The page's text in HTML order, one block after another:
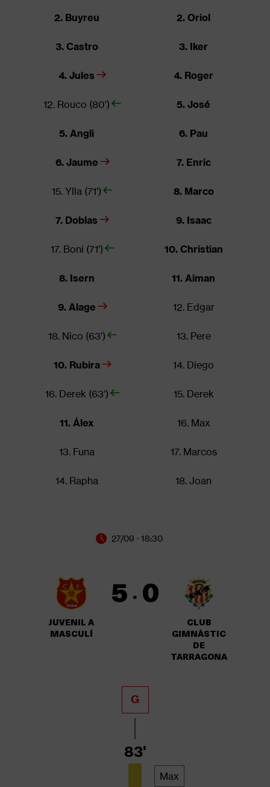
2. Buyreu
3. Castro
4. Jules
12. Rouco (80')
5. Angli
6. Jaume
15. Ylla (71')
7. Doblas
17. Boni (71')
8. Isern
9. Alage
18. Nico (63')
10. Rubira
16. Derek (63')
11. Álex
13. Funa
14. Rapha
2. Oriol
3. Iker
4. Roger
5. José
6. Pau
7. Enric
8. Marco
9. Isaac
10. Christian
11. Aiman
12. Edgar
13. Pere
14. Diego
15. Derek
16. Max
17. Marcos
18. Joan
27/09 · 18:30
JUVENIL A
MASCULÍ
5 · 0
CLUB
GIMNÀSTIC
DE
TARRAGONA
G
Max
83'